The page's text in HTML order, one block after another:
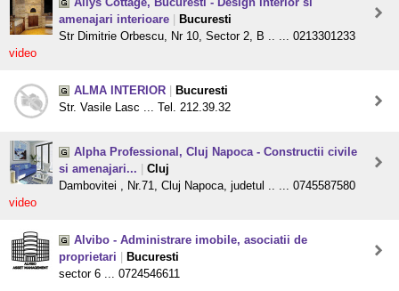
amenajari interioare
Bucuresti
Str Dimitrie Orbescu, Nr 10, Sector 2, B .. ... 0213301233
video
ALMA INTERIOR
Bucuresti
Str. Vasile Lasc ... Tel. 212.39.32
Alpha Professional, Cluj Napoca - Constructii civile
si amenajari...
Cluj
Dambovitei , Nr.71, Cluj Napoca, judetul .. ... 0745587580
video
Alvibo - Administrare imobile, asociatii de
proprietari
Bucuresti
sector 6 ... 0724546611